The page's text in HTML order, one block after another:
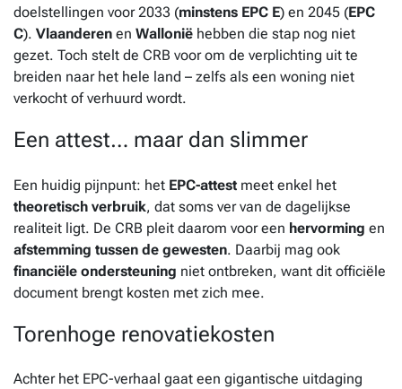
doelstellingen voor 2033 (minstens EPC E) en 2045 (EPC
C). Vlaanderen en Wallonië hebben die stap nog niet
gezet. Toch stelt de CRB voor om de verplichting uit te
breiden naar het hele land – zelfs als een woning niet
verkocht of verhuurd wordt.
Een attest… maar dan slimmer
Een huidig pijnpunt: het EPC-attest meet enkel het
theoretisch verbruik, dat soms ver van de dagelijkse
realiteit ligt. De CRB pleit daarom voor een hervorming en
afstemming tussen de gewesten. Daarbij mag ook
financiële ondersteuning niet ontbreken, want dit officiële
document brengt kosten met zich mee.
Torenhoge renovatiekosten
Achter het EPC-verhaal gaat een gigantische uitdaging